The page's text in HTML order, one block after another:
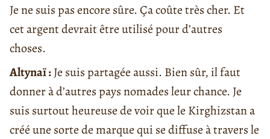
Je ne suis pas encore sûre. Ça coûte très cher. Et
cet argent devrait être utilisé pour d’autres
choses.
Altynaï :Je suis partagée aussi. Bien sûr, il faut
donner à d’autres pays nomades leur chance. Je
suis surtout heureuse de voir que le Kirghizstan a
créé une sorte de marque qui se diffuse à travers le